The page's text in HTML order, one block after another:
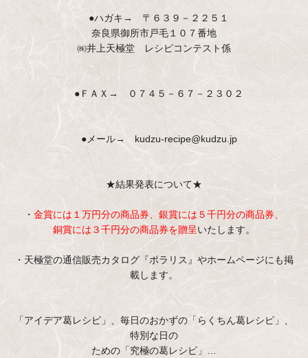
●ハガキ→ 〒６３９－２２５１
奈良県御所市戸毛１０７番地
㈱井上天極堂 レシピコンテスト係
●ＦＡＸ→ ０７４５－６７－２３０２
●メール→ kudzu-recipe@kudzu.jp
★結果発表について★
・ 金賞には１万円分の商品券、銀賞には５千円分の商品券、
銅賞には３千円分の商品券を贈呈いたします。
・天極堂の通信販売カタログ『ポラリス』やホームページにも掲
載します。
「アイデア葛レシピ」、毎日のおかずの「らくちん葛レシピ」、
特別な日の
ための「究極の葛レシピ」…